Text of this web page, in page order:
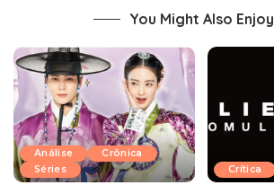
You Might Also Enjoy
Análise
Crônica
Séries
Crítica